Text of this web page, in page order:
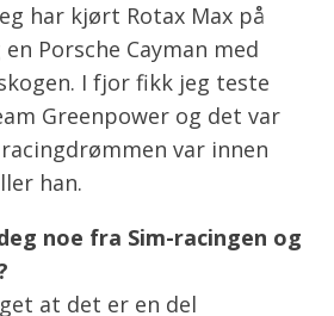
har kjørt Rotax Max på
Porsche Cayman med
I fjor fikk jeg teste
Greenpower og det var
var innen
han.
noe fra Sim-racingen og
at det er en del